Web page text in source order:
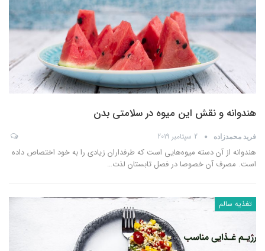
هندوانه و نقش این میوه در سلامتی بدن
فرید محمدزاده 2 سپتامبر 2019
هندوانه از آن دسته میوه‌هایی است که طرفداران زیادی را به خود اختصاص داده
است. مصرف آن خصوصا در فصل تابستان لذت…
تغذیه سالم